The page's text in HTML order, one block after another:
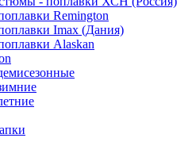
Remington
Imax (Дания)
Alaskan